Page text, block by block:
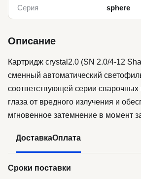
Серия sphere
Описание
Картридж crystal2.0 (SN 2.0/4-12
сменный автоматический
соответствующей серии
глаза от вредного излучения и
мгновенное затемнение в момент
ДоставкаОплата
Сроки поставки